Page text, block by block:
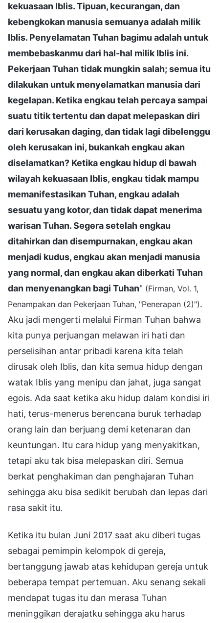
kekuasaan Iblis. Tipuan, kecurangan, dan
kebengkokan manusia semuanya adalah milik
Iblis. Penyelamatan Tuhan bagimu adalah untuk
membebaskanmu dari hal-hal milik Iblis ini.
Pekerjaan Tuhan tidak mungkin salah; semua itu
dilakukan untuk menyelamatkan manusia dari
kegelapan. Ketika engkau telah percaya sampai
suatu titik tertentu dan dapat melepaskan diri
dari kerusakan daging, dan tidak lagi dibelenggu
oleh kerusakan ini, bukankah engkau akan
diselamatkan? Ketika engkau hidup di bawah
wilayah kekuasaan Iblis, engkau tidak mampu
memanifestasikan Tuhan, engkau adalah
sesuatu yang kotor, dan tidak dapat menerima
warisan Tuhan. Segera setelah engkau
ditahirkan dan disempurnakan, engkau akan
menjadi kudus, engkau akan menjadi manusia
yang normal, dan engkau akan diberkati Tuhan
dan menyenangkan bagi Tuhan" (Firman, Vol. 1,
Penampakan dan Pekerjaan Tuhan, "Penerapan (2)").
Aku jadi mengerti melalui Firman Tuhan bahwa
kita punya perjuangan melawan iri hati dan
perselisihan antar pribadi karena kita telah
dirusak oleh Iblis, dan kita semua hidup dengan
watak Iblis yang menipu dan jahat, juga sangat
egois. Ada saat ketika aku hidup dalam kondisi iri
hati, terus-menerus berencana buruk terhadap
orang lain dan berjuang demi ketenaran dan
keuntungan. Itu cara hidup yang menyakitkan,
tetapi aku tak bisa melepaskan diri. Semua
berkat penghakiman dan penghajaran Tuhan
sehingga aku bisa sedikit berubah dan lepas dari
rasa sakit itu.
Ketika itu bulan Juni 2017 saat aku diberi tugas
sebagai pemimpin kelompok di gereja,
bertanggung jawab atas kehidupan gereja untuk
beberapa tempat pertemuan. Aku senang sekali
mendapat tugas itu dan merasa Tuhan
meninggikan derajatku sehingga aku harus